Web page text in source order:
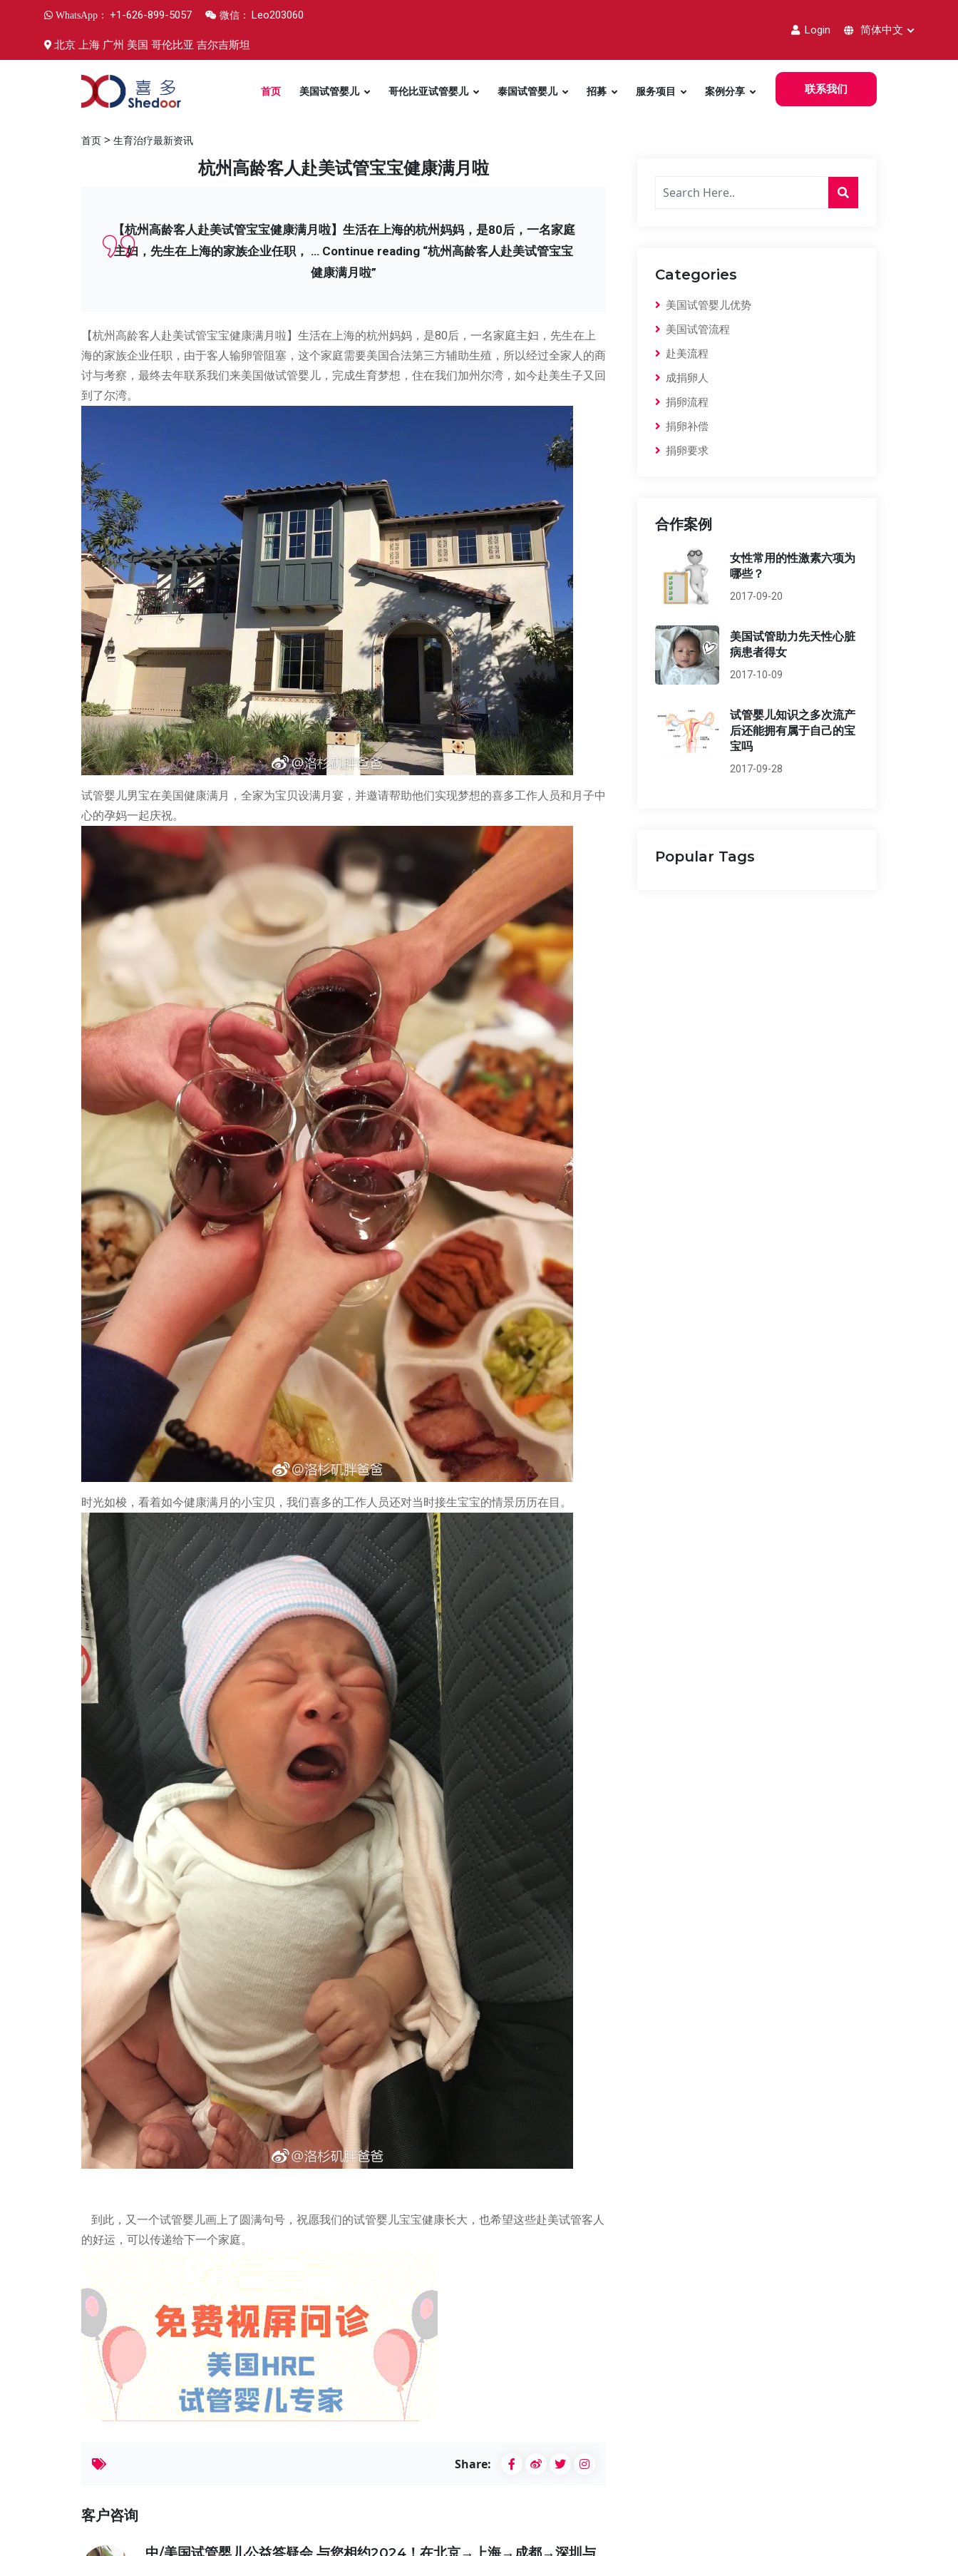
WhatsApp： +1-626-899-5057 微信： Leo203060
北京 上海 广州 美国 哥伦比亚 吉尔吉斯坦
Login 简体中文
首页 美国试管婴儿 哥伦比亚试管婴儿 泰国试管婴儿 招募 服务项目 案例分享 联系我们
首页 > 生育治疗最新资讯
杭州高龄客人赴美试管宝宝健康满月啦
【杭州高龄客人赴美试管宝宝健康满月啦】生活在上海的杭州妈妈，是80后，一名家庭
主妇，先生在上海的家族企业任职， … Continue reading “杭州高龄客人赴美试管宝宝
健康满月啦”
【杭州高龄客人赴美试管宝宝健康满月啦】生活在上海的杭州妈妈，是80后，一名家庭主妇，先生在上
海的家族企业任职，由于客人输卵管阻塞，这个家庭需要美国合法第三方辅助生殖，所以经过全家人的商
讨与考察，最终去年联系我们来美国做试管婴儿，完成生育梦想，住在我们加州尔湾，如今赴美生子又回
到了尔湾。
试管婴儿男宝在美国健康满月，全家为宝贝设满月宴，并邀请帮助他们实现梦想的喜多工作人员和月子中
心的孕妈一起庆祝。
时光如梭，看着如今健康满月的小宝贝，我们喜多的工作人员还对当时接生宝宝的情景历历在目。
到此，又一个试管婴儿画上了圆满句号，祝愿我们的试管婴儿宝宝健康长大，也希望这些赴美试管客人
的好运，可以传递给下一个家庭。
Share:
客户咨询
Categories
美国试管婴儿优势
美国试管流程
赴美流程
成捐卵人
捐卵流程
捐卵补偿
捐卵要求
合作案例
女性常用的性激素六项为
哪些？
2017-09-20
美国试管助力先天性心脏
病患者得女
2017-10-09
试管婴儿知识之多次流产
后还能拥有属于自己的宝
宝吗
2017-09-28
Popular Tags